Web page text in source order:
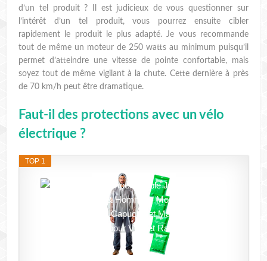
d’un tel produit ? Il est judicieux de vous questionner sur
l’intérêt d’un tel produit, vous pourrez ensuite cibler
rapidement le produit le plus adapté. Je vous recommande
tout de même un moteur de 250 watts au minimum puisqu’il
permet d’atteindre une vitesse de pointe confortable, mais
soyez tout de même vigilant à la chute. Cette dernière à près
de 70 km/h peut être dramatique.
Faut-il des protections avec un vélo
électrique ?
TOP 1